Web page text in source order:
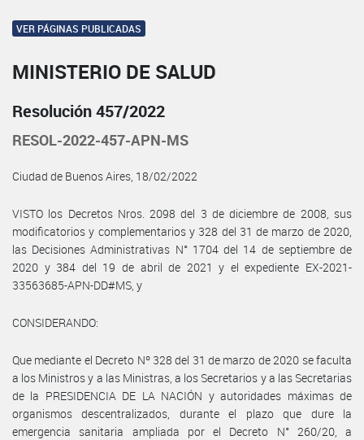
VER PÁGINAS PUBLICADAS
MINISTERIO DE SALUD
Resolución 457/2022
RESOL-2022-457-APN-MS
Ciudad de Buenos Aires, 18/02/2022
VISTO los Decretos Nros. 2098 del 3 de diciembre de 2008, sus
modificatorios y complementarios y 328 del 31 de marzo de 2020,
las Decisiones Administrativas N° 1704 del 14 de septiembre de
2020 y 384 del 19 de abril de 2021 y el expediente EX-2021-
33563685-APN-DD#MS, y
CONSIDERANDO:
Que mediante el Decreto Nº 328 del 31 de marzo de 2020 se faculta
a los Ministros y a las Ministras, a los Secretarios y a las Secretarias
de la PRESIDENCIA DE LA NACIÓN y autoridades máximas de
organismos descentralizados, durante el plazo que dure la
emergencia sanitaria ampliada por el Decreto N° 260/20, a